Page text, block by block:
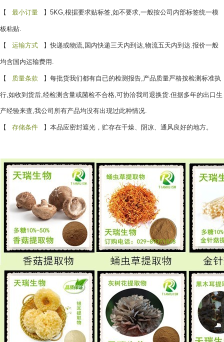
【 最小订量 】 5KG,根据要求贴标签,如不要求,一般按公司内部标签统一模
板粘贴.
【 运输方式 】快递或物流, 国内快递三天内到达,物流五天内到达.报价一般
均含国内运输费用 .
【 质量条款 】每批货我们都有自已的检测报告,产品质量严格按检测标准执
行,如收到货后,经检测含量或菌检不合格,可协洽我司退换货.但据多年的出口生
产经验来查,我公司所有产品均没有出现过此种情况.
【 存储条件 】本品应密封遮光，贮存在干燥、阴凉、通风良好的地方。